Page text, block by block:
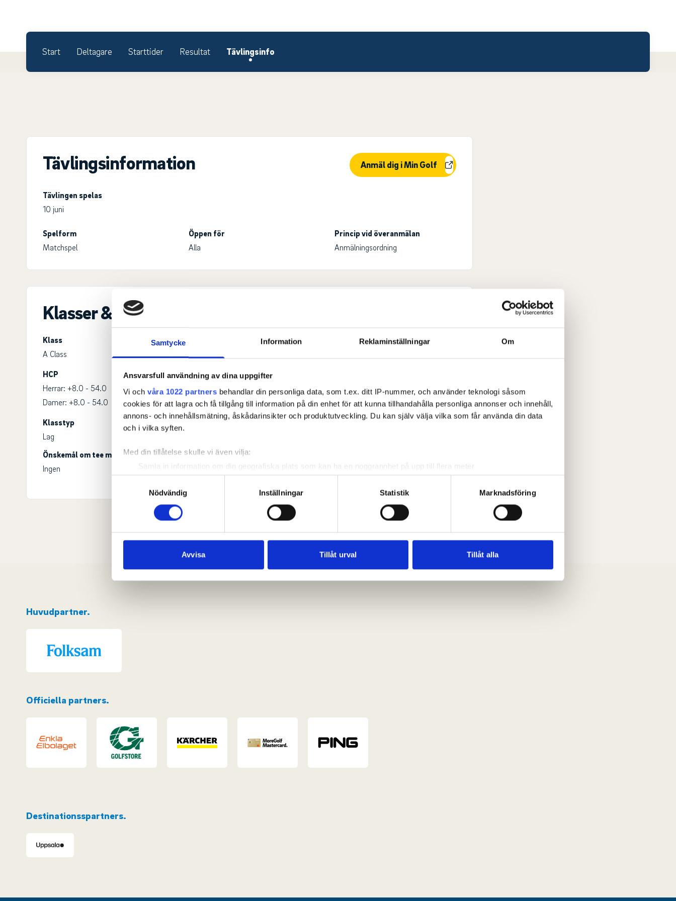
Samtycke Information Reklaminställningar Om
Ansvarsfull användning av dina uppgifter
Vi och våra 1022 partners behandlar din personliga data, som t.ex. ditt IP-nummer, och använder teknologi såsom
cookies för att lagra och få tillgång till information på din enhet för att kunna tillhandahålla personliga annonser och innehåll,
annons- och innehållsmätning, åskådarinsikter och produktutveckling. Du kan själv välja vilka som får använda din data
och i vilka syften.
Med din tillåtelse skulle vi även vilja:
Samla in information om din geografiska plats som kan ha en noggrannhet på upp till flera meter
Identifiera din enhet genom att aktivt skanna den för specifika kännetecken (fingeravtryck)
Ta reda på mer om hur dina personliga uppgifter behandlas och ställ in dina preferenser i
detaljsektionen. Du kan ändra
eller dra tillbaka ditt samtycke när som helst från cookie-förklaringen.
sociala medier och analysera vår trafik. Vi vidarebefordrar även sådana identifierare och annan information från din enhet
till de sociala medier och annons- och analysföretag som vi samarbetar med. Dessa kan i sin tur kombinera informationen
Nödvändig
Inställningar Statistik Marknadsföring
Avvisa Tillåt urval Tillåt alla
Start Deltagare Starttider Resultat Tävlingsinfo
Tävlingsinformation Anmäl dig i Min Golf
Tävlingen spelas
10 juni
Spelform
Matchspel
Öppen för
Alla
Princip vid överanmälan
Anmälningsordning
Klasser & ronder
Klass
A Class
HCP
Herrar: +8.0 - 54.0
Damer: +8.0 - 54.0
Ålder
Herrar: 0-99
Damer: 0-99
Klasstyp
Lag
Önskemål om tee möjlig för:
Ingen
Huvudpartner.
Officiella partners.
Destinationsspartners.